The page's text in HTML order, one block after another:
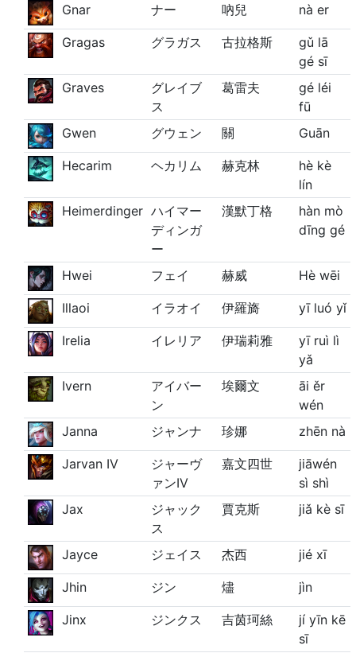
Gnar ナー 吶兒 nà er
Gragas グラガス 古拉格斯
gǔ lā
gé sī
Graves
グレイブ
ス
葛雷夫
gé léi
fū
Gwen
グウェン 關 Guān
Hecarim ヘカリム 赫克林
hè kè
lín
Heimerdinger ハイマー
ディンガ
ー
漢默丁格
hàn mò
dīng gé
Hwei フェイ 赫威 Hè wēi
Illaoi イラオイ 伊羅旖 yī luó yǐ
Irelia イレリア 伊瑞莉雅
yī ruì lì
yǎ
Ivern
アイバー
ン
埃爾文
āi ěr
wén
Janna
ジャンナ 珍娜 zhēn nà
Jarvan IV
ジャーヴ
ァンIV
嘉文四世
jiāwén
sì shì
Jax
ジャック
ス
賈克斯 jiǎ kè sī
Jayce ジェイス 杰西 jié xī
Jhin ジン 燼 jìn
Jinx ジンクス 吉茵珂絲
jí yīn kē
sī